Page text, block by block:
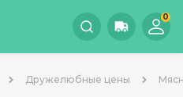
0
Дружелюбные цены